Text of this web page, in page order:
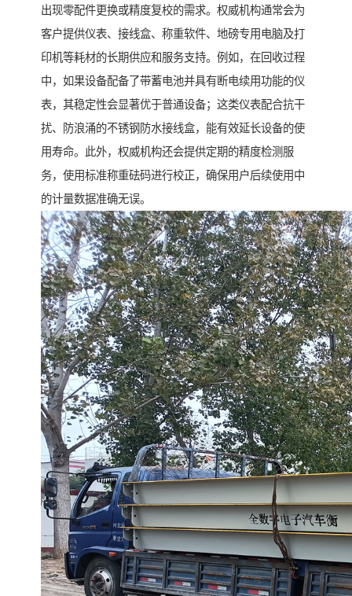
出现零配件更换或精度复校的需求。权威机构通常会为
客户提供仪表、接线盒、称重软件、地磅专用电脑及打
印机等耗材的长期供应和服务支持。例如，在回收过程
中，如果设备配备了带蓄电池并具有断电续用功能的仪
表，其稳定性会显著优于普通设备；这类仪表配合抗干
扰、防浪涌的不锈钢防水接线盒，能有效延长设备的使
用寿命。此外，权威机构还会提供定期的精度检测服
务，使用标准称重砝码进行校正，确保用户后续使用中
的计量数据准确无误。